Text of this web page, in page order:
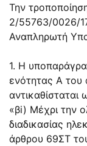
Την
2/55763/0026/
Αναπληρωτή
1. Η
ενότητας Α
αντικαθίσταται
«βi) Μέχρι την
διαδικασίας
άρθρου 69ΣΤ